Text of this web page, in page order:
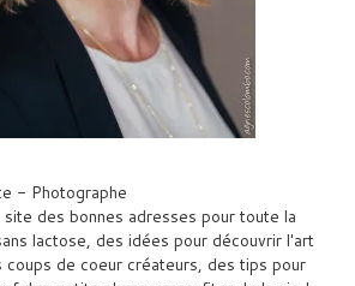
- Photographe
des bonnes adresses pour toute la
lactose, des idées pour découvrir l'art
coups de coeur créateurs, des tips pour